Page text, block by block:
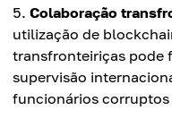
Colaboração
utilização de
transfronteiriças pode
supervisão
funcionários